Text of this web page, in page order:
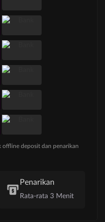
offline deposit dan penarikan
Penarikan
Rata-rata 3 Menit